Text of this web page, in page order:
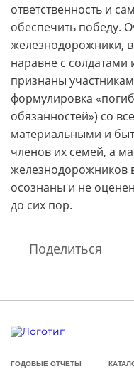
ответственность и
обеспечить победу.
железнодорожники,
наравне с
признаны
формулировка
обязанностей») со
материальными и
членов их семей, а
железнодорожников
осознаны и не
до сих пор.
Поделиться
ГОДОВЫЕ ОТЧЕТЫ